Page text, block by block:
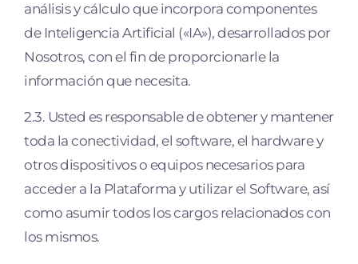
análisis y cálculo que incorpora componentes
de Inteligencia Artiﬁcial («IA»), desarrollados por
Nosotros, con el fin de proporcionarle la
información que necesita.
2.3. Usted es responsable de obtener y mantener
toda la conectividad, el software, el hardware y
otros dispositivos o equipos necesarios para
acceder a la Plataforma y utilizar el Software, así
como asumir todos los cargos relacionados con
los mismos.